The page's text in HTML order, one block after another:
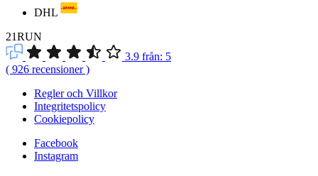
DHL
21RUN
3.9 från: 5
( 926 recensioner)
Regler och Villkor
Integritetspolicy
Cookiepolicy
Facebook
Instagram